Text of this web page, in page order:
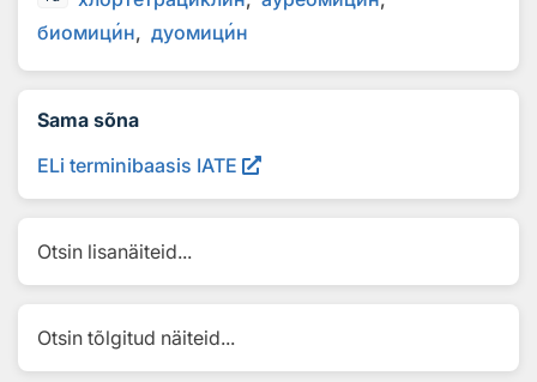
биомицин дуомицин
Sama sõna
ELi terminibaasis IATE
Otsin lisanäiteid...
Otsin tõlgitud näiteid...